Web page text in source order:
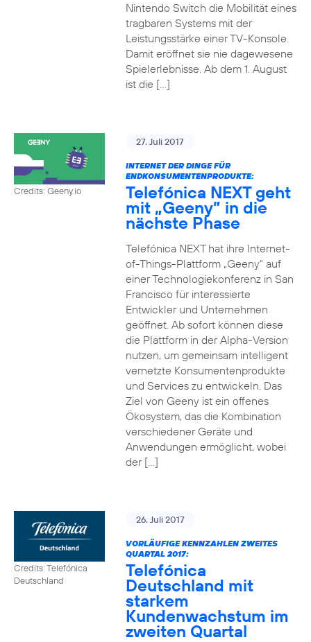
Nintendo Switch die Mobilität eines
tragbaren Systems mit der
Leistungsstärke einer TV-Konsole.
Damit eröffnet sie nie dagewesene
Spielerlebnisse. Ab dem 1. August
ist die […]
Credits: Geeny.io
27. Juli 2017
INTERNET DER DINGE FÜR
ENDKONSUMENTENPRODUKTE:
Telefónica NEXT geht
mit „Geeny” in die
nächste Phase
Telefónica NEXT hat ihre Internet-
of-Things-Plattform „Geeny“ auf
einer Technologiekonferenz in San
Francisco für interessierte
Entwickler und Unternehmen
geöffnet. Ab sofort können diese
die Plattform in der Alpha-Version
nutzen, um gemeinsam intelligent
vernetzte Konsumentenprodukte
und Services zu entwickeln. Das
Ziel von Geeny ist ein offenes
Ökosystem, das die Kombination
verschiedener Geräte und
Anwendungen ermöglicht, wobei
der […]
Credits: Telefónica
Deutschland
26. Juli 2017
VORLÄUFIGE KENNZAHLEN ZWEITES
QUARTAL 2017:
Telefónica
Deutschland mit
starkem
Kundenwachstum im
zweiten Quartal